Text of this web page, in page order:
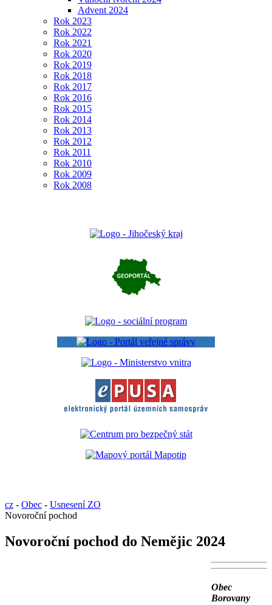
Advent 2024
Rok 2023
Rok 2022
Rok 2021
Rok 2020
Rok 2019
Rok 2018
Rok 2017
Rok 2016
Rok 2015
Rok 2014
Rok 2013
Rok 2012
Rok 2011
Rok 2010
Rok 2009
Rok 2008
cz - Obec - Usnesení ZO
Novoroční pochod
Novoroční pochod do Nemějic 2024
Obec
Borovany